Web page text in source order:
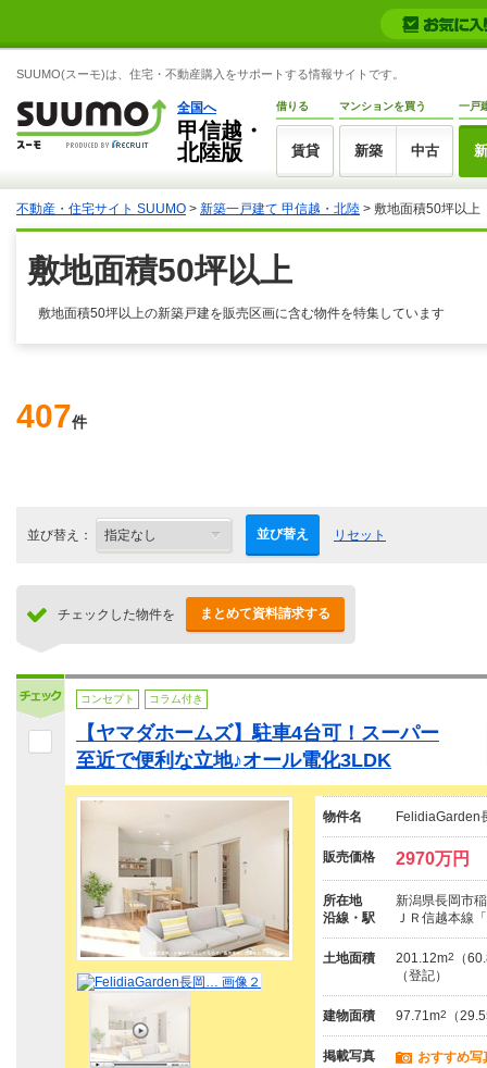
SUUMO(スーモ)は、住宅・不動産購入をサポートする情報サイトです。
全国へ
甲信越・
北陸版
借りる
賃貸
マンションを買う
新築 中古
一戸
不動産・住宅サイト SUUMO > 新築一戸建て 甲信越・北陸 > 敷地面積50坪以上
敷地面積50坪以上
敷地面積50坪以上の新築戸建を販売区画に含む物件を特集しています
407件
並び替え： 並び替え リセット
チェックした物件を まとめて資料請求する
コンセプト コラム付き
【ヤマダホームズ】駐車4台可！スーパー
至近で便利な立地♪オール電化3LDK
物件名 FelidiaGarden
販売価格 2970万円
所在地
新潟県長岡市
沿線・駅
ＪＲ信越本線
土地面積 201.12m2
（
（登記）
建物面積 97.71m2 （
掲載写真 おすすめ写